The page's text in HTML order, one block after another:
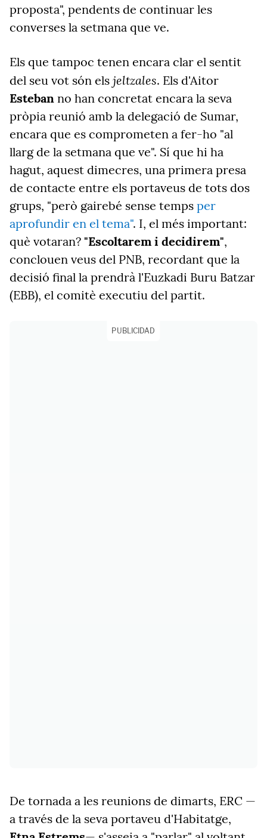
proposta", pendents de continuar les
converses la setmana que ve.
Els que tampoc tenen encara clar el sentit
del seu vot són els jeltzales. Els d'Aitor
Esteban no han concretat encara la seva
pròpia reunió amb la delegació de Sumar,
encara que es comprometen a fer-ho "al
llarg de la setmana que ve". Sí que hi ha
hagut, aquest dimecres, una primera presa
de contacte entre els portaveus de tots dos
grups, "però gairebé sense temps per
aprofundir en el tema". I, el més important:
què votaran? "Escoltarem i decidirem",
conclouen veus del PNB, recordant que la
decisió final la prendrà l'Euzkadi Buru Batzar
(EBB), el comitè executiu del partit.
PUBLICIDAD
De tornada a les reunions de dimarts, ERC —
a través de la seva portaveu d'Habitatge,